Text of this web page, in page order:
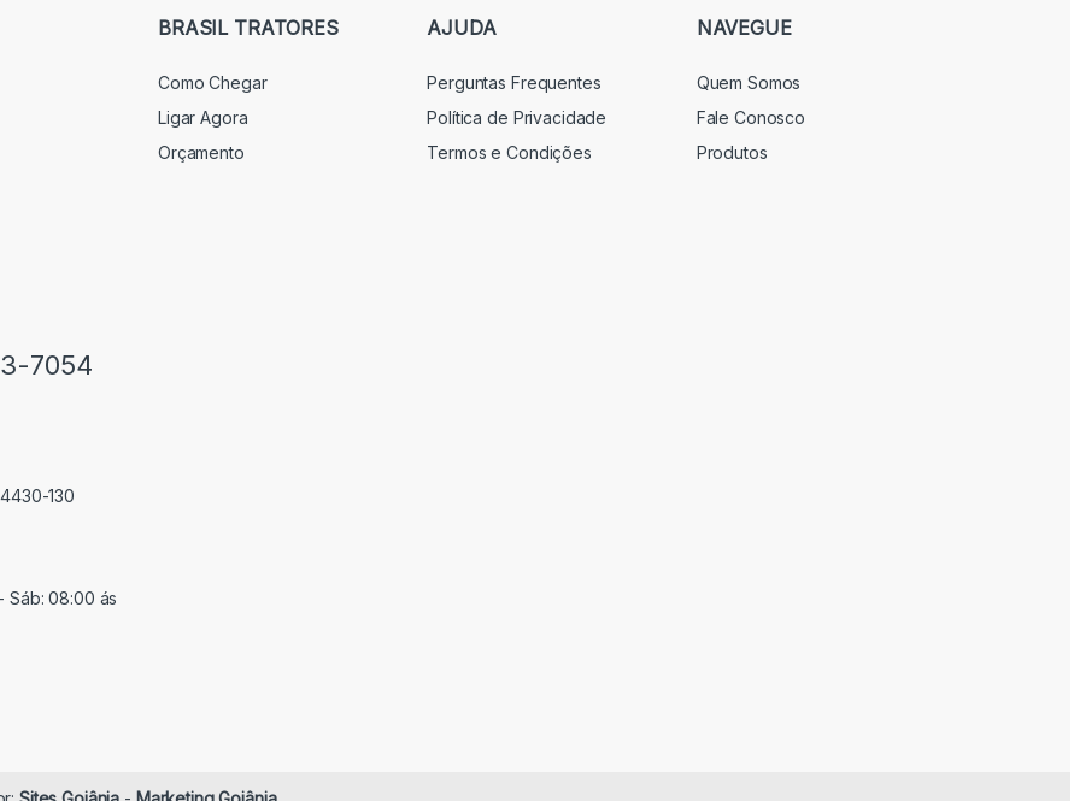
7054
130
Sáb: 08:00 ás
BRASIL TRATORES
Como Chegar
Ligar Agora
Orçamento
AJUDA
Perguntas Frequentes
Política de Privacidade
Termos e Condições
NAVEGUE
Quem Somos
Fale Conosco
Produtos